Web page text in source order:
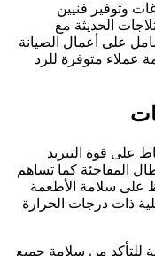
وتوفير فنيين
الحديثة مع
على أعمال الصيانة
عملاء متوفرة للرد
على قوة التبريد
المفاجئة كما تساهم
على سلامة الأطعمة
ذات درجات الحرارة
للتأكد من سلامة جميع